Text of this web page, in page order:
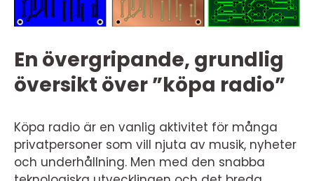
En övergripande, grundlig
översikt över ”köpa radio”
Köpa radio är en vanlig aktivitet för många
privatpersoner som vill njuta av musik, nyheter
och underhållning. Men med den snabba